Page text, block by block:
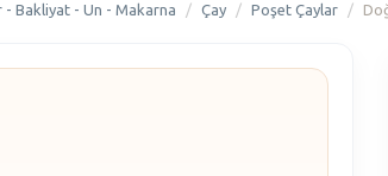
- Bakliyat - Un - Makarna Çay Poşet Çaylar